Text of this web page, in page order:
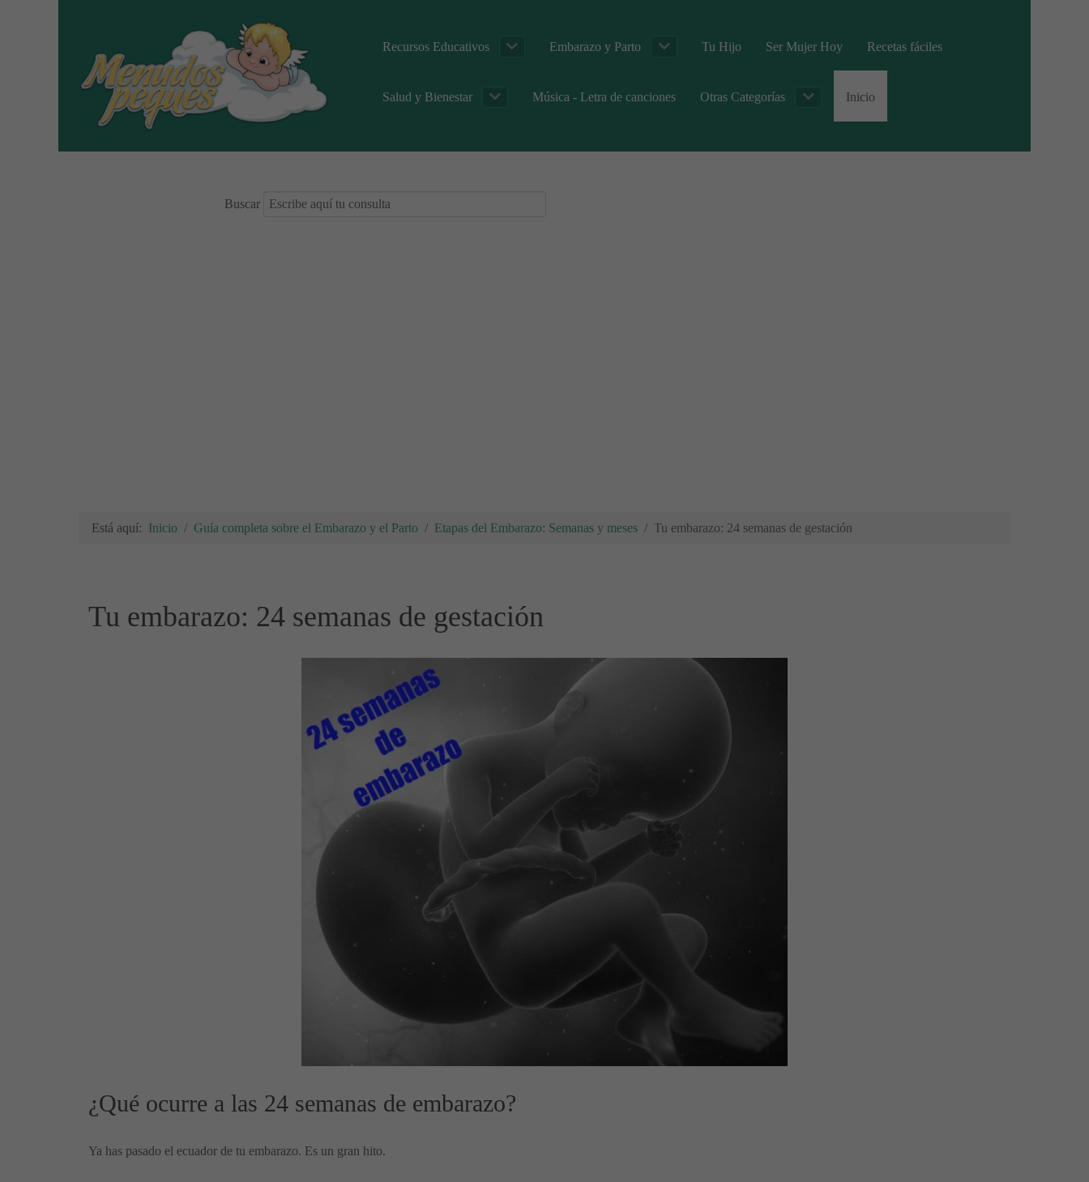
Recursos Educativos Embarazo y Parto Tu Hijo Ser Mujer Hoy Recetas fáciles
Salud y Bienestar Música - Letra de canciones Otras Categorías Inicio
Buscar
Está aquí: Inicio Guía completa sobre el Embarazo y el Parto Etapas del Embarazo: Semanas y meses Tu embarazo: 24 semanas de gestación
Tu embarazo: 24 semanas de gestación
¿Qué ocurre a las 24 semanas de embarazo?
Ya has pasado el ecuador de tu embarazo. Es un gran hito.